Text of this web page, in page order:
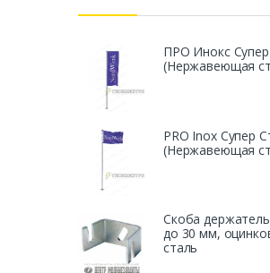
ПРО Инокс
(Нержавеющая
PRO Inox Супер
(Нержавеющая
Скоба
до 30 мм,
сталь